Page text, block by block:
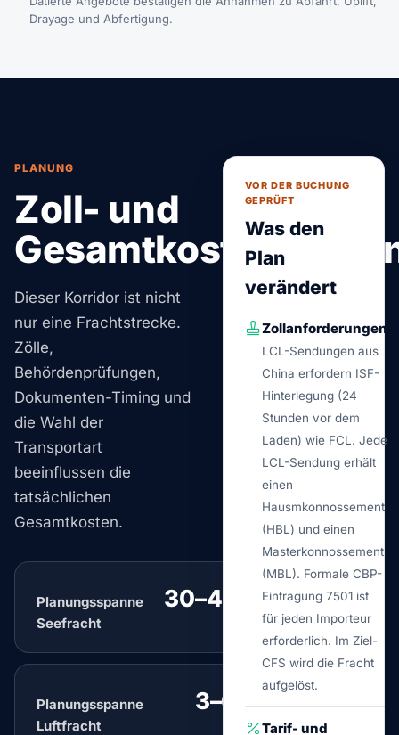
Drayage und Abfertigung.
PLANUNG
Zoll- und
Dieser Korridor ist nicht
nur eine Frachtstrecke.
Zölle,
Behördenprüfungen,
Dokumenten-Timing und
die Wahl der
Transportart
beeinflussen die
tatsächlichen
Gesamtkosten.
Planungsspanne
Seefracht
30–45 Tagetypisch
Planungsspanne
Luftfracht
3–6 Tagetypisch
VOR DER BUCHUNG
GEPRÜFT
Was den
Plan
verändert
Zollanforderungen
LCL-Sendungen aus
China erfordern ISF-
Hinterlegung (24
Stunden vor dem
Laden) wie FCL. Jede
LCL-Sendung erhält
einen
Hausmkonnossement
(HBL) und einen
Masterkonnossement
(MBL). Formale CBP-
Eintragung 7501 ist
für jeden Importeur
erforderlich. Im Ziel-
CFS wird die Fracht
aufgelöst.
Tarif- und